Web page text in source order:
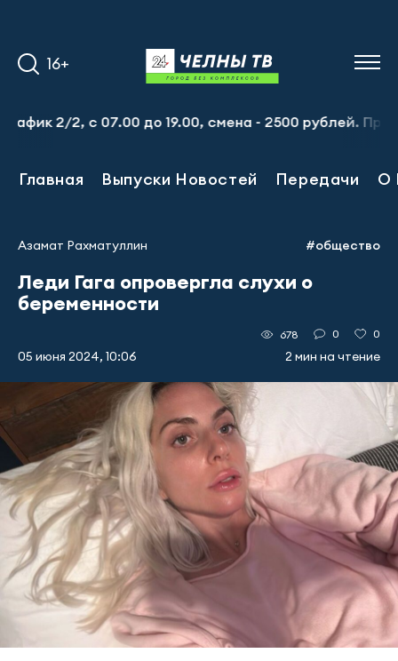
16+
с 07.00 до 19.00, смена - 2500 рублей. Пр-т
Главная Выпуски Новостей Передачи О
Азамат Рахматуллин #общество
Леди Гага опровергла слухи о
беременности
05 июня 2024, 10:06
678 0 0
2 мин на чтение